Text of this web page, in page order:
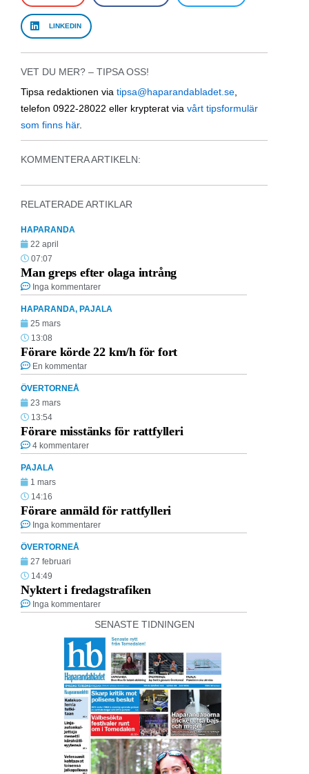
LINKEDIN
VET DU MER? – TIPSA OSS!
Tipsa redaktionen via tipsa@haparandabladet.se
telefon 0922-28022 eller krypterat via vårt tipsformulär
som finns här.
KOMMENTERA ARTIKELN:
RELATERADE ARTIKLAR
HAPARANDA
22 april
07:07
Man greps efter olaga intrång
Inga kommentarer
HAPARANDA, PAJALA
25 mars
13:08
Förare körde 22 km/h för fort
En kommentar
ÖVERTORNEÅ
23 mars
13:54
Förare misstänks för rattfylleri
4 kommentarer
PAJALA
1 mars
14:16
Förare anmäld för rattfylleri
Inga kommentarer
ÖVERTORNEÅ
27 februari
14:49
Nyktert i fredagstrafiken
Inga kommentarer
SENASTE TIDNINGEN